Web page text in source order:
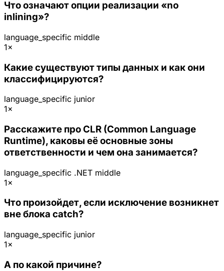
Что означают опции реализации «no
inlining»?
language_specific middle
1×
Какие существуют типы данных и как они
классифицируются?
language_specific junior
1×
Расскажите про CLR (Common Language
Runtime), каковы её основные зоны
ответственности и чем она занимается?
language_specific .NET middle
1×
Что произойдет, если исключение возникнет
вне блока catch?
language_specific junior
1×
А по какой причине?